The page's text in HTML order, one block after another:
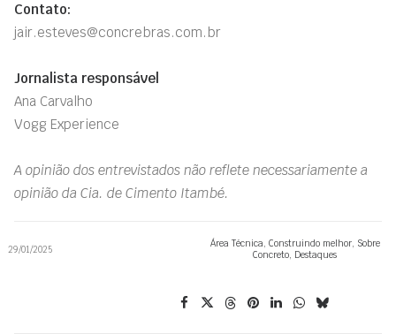
Contato:
jair.esteves@concrebras.com.br
Jornalista responsável
Ana Carvalho
Vogg Experience
A opinião dos entrevistados não reflete necessariamente a
opinião da Cia. de Cimento Itambé.
29/01/2025 Área Técnica, Construindo melhor, Sobre
Concreto, Destaques